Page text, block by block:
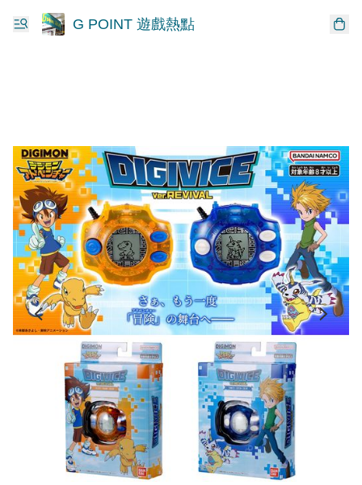
G POINT 遊戲熱點